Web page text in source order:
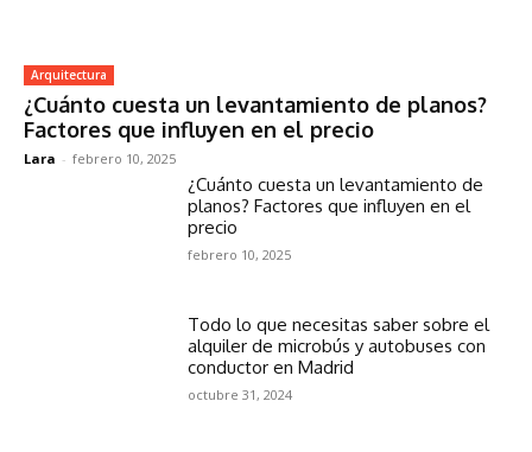
Arquitectura
¿Cuánto cuesta un levantamiento de planos?
Factores que influyen en el precio
Lara - febrero 10, 2025
¿Cuánto cuesta un levantamiento de
planos? Factores que influyen en el
precio
febrero 10, 2025
Todo lo que necesitas saber sobre el
alquiler de microbús y autobuses con
conductor en Madrid
octubre 31, 2024